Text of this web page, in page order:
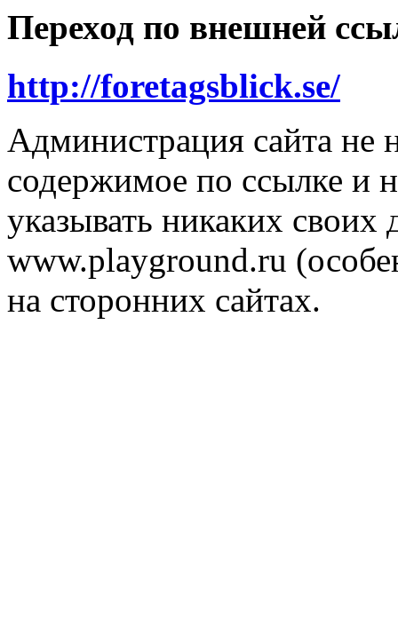
Переход по внешней
http://foretagsblick.se/
Администрация сайта не
содержимое по ссылке и
указывать никаких
www.playground.ru
на сторонних сайтах.